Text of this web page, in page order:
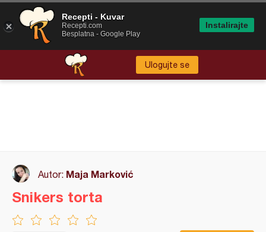
Ulogujte se
Autor: Maja Marković
Snikers torta
Recepti - Kuvar
Recepti.com
Besplatna - Google Play
Instalirajte